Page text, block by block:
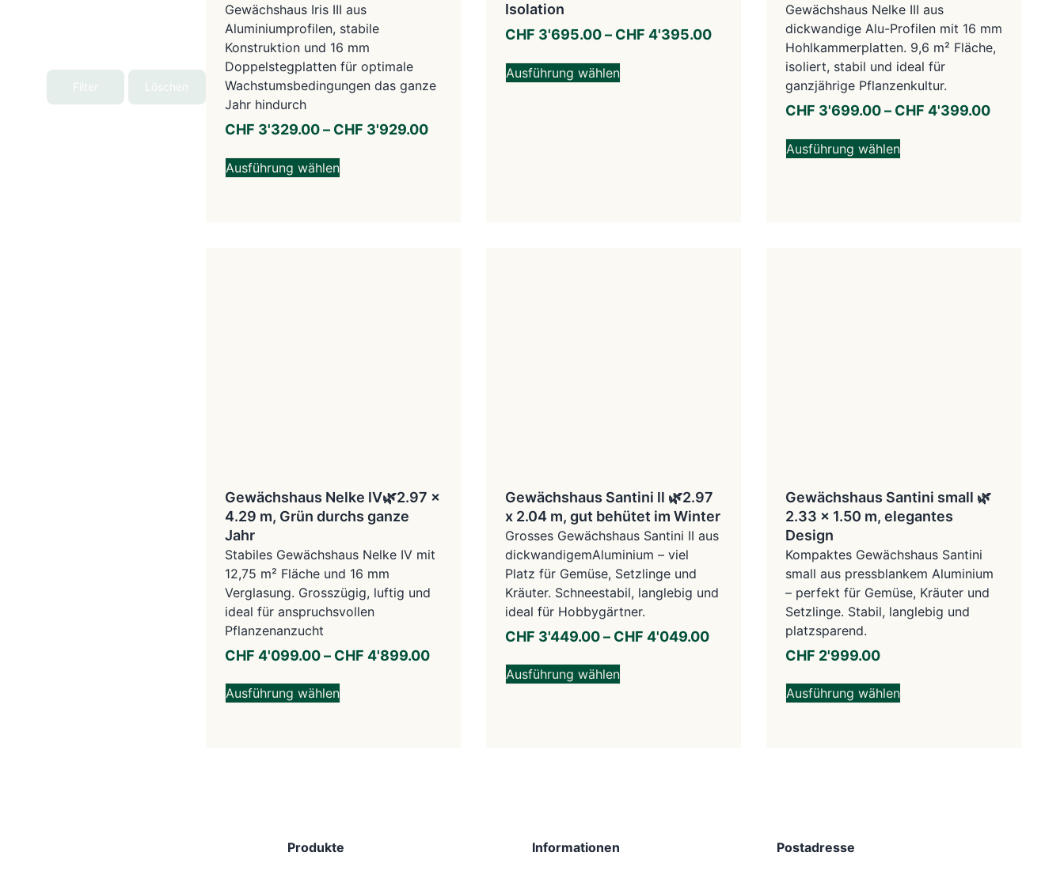
Filter Löschen
Gewächshaus Iris III aus
Aluminiumprofilen, stabile
Konstruktion und 16 mm
Doppelstegplatten für optimale
Wachstumsbedingungen das ganze
Jahr hindurch
CHF 3'329.00– CHF 3'929.00
Ausführung wählen
Isolation
CHF 3'695.00– CHF 4'395.00
Ausführung wählen
Gewächshaus Nelke III aus
dickwandige Alu-Profilen mit 16 mm
Hohlkammerplatten. 9,6 m² Fläche,
isoliert, stabil und ideal für
ganzjährige Pflanzenkultur.
CHF 3'699.00– CHF 4'399.00
Ausführung wählen
Gewächshaus Nelke lV🌿2.97 x
4.29 m, Grün durchs ganze
Jahr
Stabiles Gewächshaus Nelke IV mit
12,75 m² Fläche und 16 mm
Verglasung. Grosszügig, luftig und
ideal für anspruchsvollen
Pflanzenanzucht
CHF 4'099.00– CHF 4'899.00
Ausführung wählen
Gewächshaus Santini ll 🌿2.97
x 2.04 m, gut behütet im Winter
Grosses Gewächshaus Santini II aus
dickwandigemAluminium – viel
Platz für Gemüse, Setzlinge und
Kräuter. Schneestabil, langlebig und
ideal für Hobbygärtner.
CHF 3'449.00– CHF 4'049.00
Ausführung wählen
Gewächshaus Santini small 🌿
2.33 x 1.50 m, elegantes
Design
Kompaktes Gewächshaus Santini
small aus pressblankem Aluminium
– perfekt für Gemüse, Kräuter und
Setzlinge. Stabil, langlebig und
platzsparend.
CHF 2'999.00
Ausführung wählen
Produkte Informationen Postadresse